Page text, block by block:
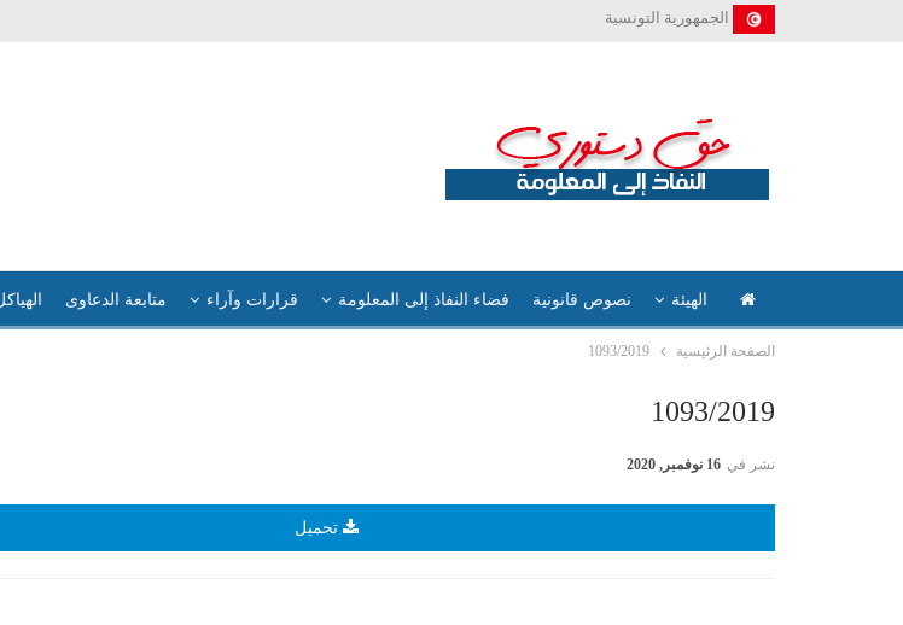
الجمهورية التونسية
الهيئة نصوص قانونية فضاء النفاذ إلى المعلومة قرارات وآراء متابعة الدعاوى
الصفحة الرئيسية 1093/2019
1093/2019
نشر في 16 نوفمبر, 2020
تحميل